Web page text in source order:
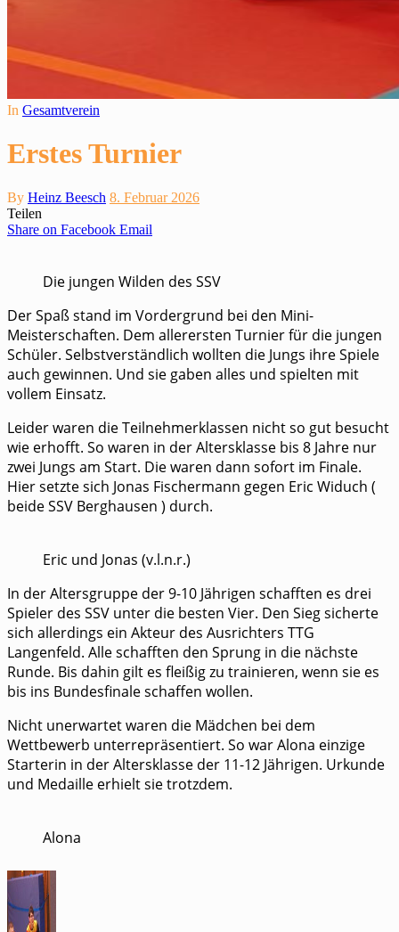
In Gesamtverein
Erstes Turnier
By Heinz Beesch 8. Februar 2026
Teilen
Share on Facebook Email
Die jungen Wilden des SSV
Der Spaß stand im Vordergrund bei den Mini-
Meisterschaften. Dem allerersten Turnier für die jungen
Schüler. Selbstverständlich wollten die Jungs ihre Spiele
auch gewinnen. Und sie gaben alles und spielten mit
vollem Einsatz.
Leider waren die Teilnehmerklassen nicht so gut besucht
wie erhofft. So waren in der Altersklasse bis 8 Jahre nur
zwei Jungs am Start. Die waren dann sofort im Finale.
Hier setzte sich Jonas Fischermann gegen Eric Widuch (
beide SSV Berghausen ) durch.
Eric und Jonas (v.l.n.r.)
In der Altersgruppe der 9-10 Jährigen schafften es drei
Spieler des SSV unter die besten Vier. Den Sieg sicherte
sich allerdings ein Akteur des Ausrichters TTG
Langenfeld. Alle schafften den Sprung in die nächste
Runde. Bis dahin gilt es fleißig zu trainieren, wenn sie es
bis ins Bundesfinale schaffen wollen.
Nicht unerwartet waren die Mädchen bei dem
Wettbewerb unterrepräsentiert. So war Alona einzige
Starterin in der Altersklasse der 11-12 Jährigen. Urkunde
und Medaille erhielt sie trotzdem.
Alona